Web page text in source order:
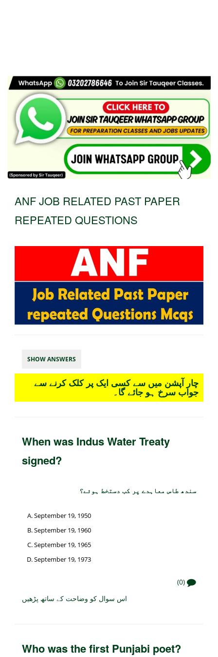
ANF JOB RELATED PAST PAPER
REPEATED QUESTIONS
SHOW ANSWERS
چار آپشن میں سے کسی ایک پر کلک کرنے سے
جواب سرخ ہو جائے گا۔
When was Indus Water Treaty
signed?
سندھ طاس معاہدے پر کب دستخط ہوئے؟
September 19, 1950
September 19, 1960
September 19, 1965
September 19, 1973
(0)
اس سوال کو وضاحت کے ساتھ پڑھیں
Who was the first Punjabi poet?